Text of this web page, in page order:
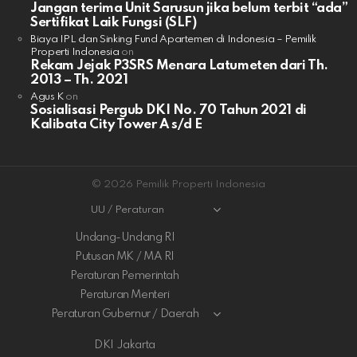
Jangan terima Unit Sarusun jika belum terbit “ada”
Sertifikat Laik Fungsi (SLF)
Biaya IPL dan Sinking Fund Apartemen di Indonesia – Pemilik
Properti Indonesia on
Rekam Jejak P3SRS Menara Latumeten dari Th.
2013 – Th. 2021
Agus Kon
Sosialisasi Pergub DKI No. 70 Tahun 2021 di
Kalibata City Tower A s/d E
© 2026 Pemilik Properti Indonesia
UU / Peraturan
Undang-Undang RI
Putusan MK / MA RI
Peraturan Pemerintah
Peraturan Menteri
Peraturan Gubernur / Daerah
DKI Jakarta